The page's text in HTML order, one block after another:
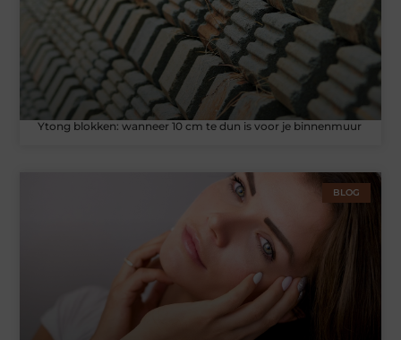
Ytong blokken: wanneer 10 cm te dun is voor je binnenmuur
BLOG